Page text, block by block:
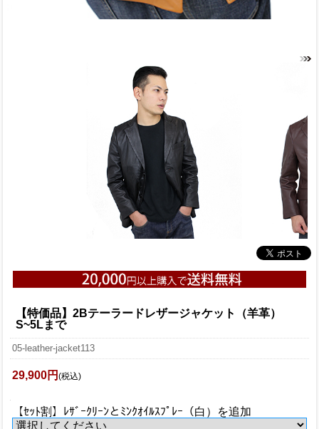
【特価品】2Bテーラードレザージャケット（羊革）
S~5Lまで
05-leather-jacket113
29,900円 (税込)
【ｾｯﾄ割】ﾚｻﾞｰｸﾘｰﾝとﾐﾝｸｵｲﾙｽﾌﾟﾚｰ（白）を追加